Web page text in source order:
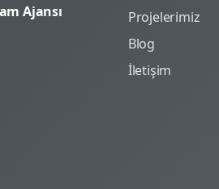
Ajansı
Projelerimiz
Blog
İletişim